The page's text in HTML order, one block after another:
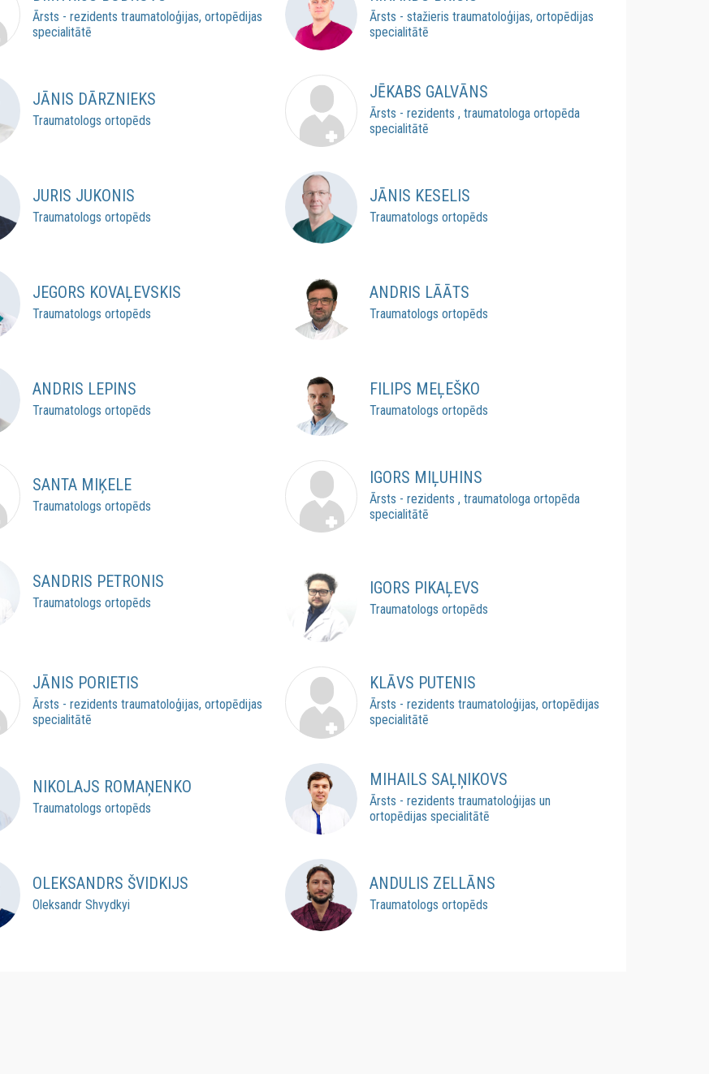
Ārsts - rezidents traumatoloģijas, ortopēdijas
specialitātē
Ārsts - stažieris traumatoloģijas, ortopēdijas
specialitātē
JĀNIS DĀRZNIEKS
Traumatologs ortopēds
JĒKABS GALVĀNS
Ārsts - rezidents , traumatologa ortopēda
specialitātē
JURIS JUKONIS
Traumatologs ortopēds
JĀNIS KESELIS
Traumatologs ortopēds
JEGORS KOVAĻEVSKIS
Traumatologs ortopēds
ANDRIS LĀĀTS
Traumatologs ortopēds
ANDRIS LEPINS
Traumatologs ortopēds
FILIPS MEĻEŠKO
Traumatologs ortopēds
SANTA MIĶELE
Traumatologs ortopēds
IGORS MIĻUHINS
Ārsts - rezidents , traumatologa ortopēda
specialitātē
SANDRIS PETRONIS
Traumatologs ortopēds
IGORS PIKAĻEVS
Traumatologs ortopēds
JĀNIS PORIETIS
Ārsts - rezidents traumatoloģijas, ortopēdijas
specialitātē
KLĀVS PUTENIS
Ārsts - rezidents traumatoloģijas, ortopēdijas
specialitātē
NIKOLAJS ROMAŅENKO
Traumatologs ortopēds
MIHAILS SAĻŅIKOVS
Ārsts - rezidents traumatoloģijas un
ortopēdijas specialitātē
OLEKSANDRS ŠVIDKIJS
Oleksandr Shvydkyi
ANDULIS ZELLĀNS
Traumatologs ortopēds